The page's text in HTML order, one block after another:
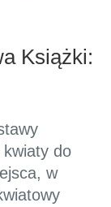
Książki:
kwiaty do
w